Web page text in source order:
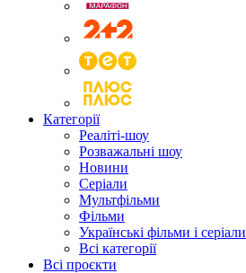
Категорії
Реаліті-шоу
Розважальні шоу
Новини
Серіали
Мультфільми
Фільми
Українські фільми і серіали
Всі категорії
Всі проєкти